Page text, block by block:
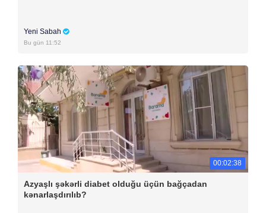
Yeni Sabah
Bu gün 11:52
00:02:38
Azyaşlı şəkərli diabet olduğu üçün bağçadan
kənarlaşdırılıb?